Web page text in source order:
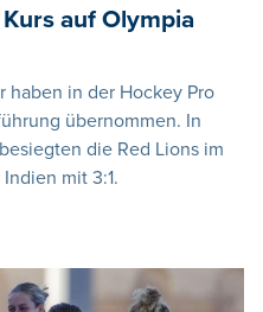
auf Olympia
haben in der Hockey Pro
übernommen. In
die Red Lions im
mit 3:1.